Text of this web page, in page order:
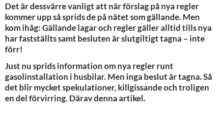
Det är dessvärre vanligt att när förslag på nya regler
kommer upp så sprids de på nätet som gällande. Men
kom ihåg: Gällande lagar och regler gäller alltid tills nya
har fastställts samt besluten är slutgiltigt tagna – inte
förr!
Just nu sprids information om nya regler runt
gasolinstallation i husbilar. Men inga beslut är tagna. Så
det blir mycket spekulationer, killgissande och troligen
en del förvirring. Därav denna artikel.